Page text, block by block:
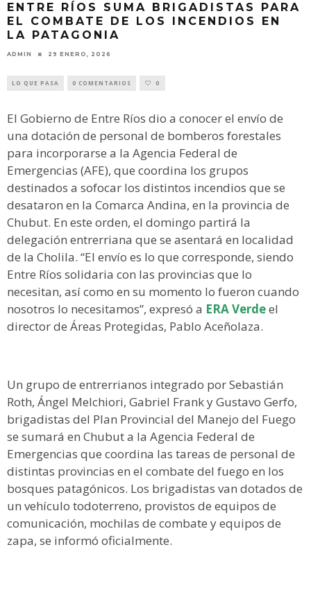
ENTRE RÍOS SUMA BRIGADISTAS PARA
EL COMBATE DE LOS INCENDIOS EN
LA PATAGONIA
ADMIN 29 ENERO, 2026
LO QUE PASA 0 COMENTARIOS 0
El Gobierno de Entre Ríos dio a conocer el envío de
una dotación de personal de bomberos forestales
para incorporarse a la Agencia Federal de
Emergencias (AFE), que coordina los grupos
destinados a sofocar los distintos incendios que se
desataron en la Comarca Andina, en la provincia de
Chubut. En este orden, el domingo partirá la
delegación entrerriana que se asentará en localidad
de la Cholila. “El envío es lo que corresponde, siendo
Entre Ríos solidaria con las provincias que lo
necesitan, así como en su momento lo fueron cuando
nosotros lo necesitamos”, expresó a ERA Verdeel
director de Áreas Protegidas, Pablo Aceñolaza.
Un grupo de entrerrianos integrado por Sebastián
Roth, Ángel Melchiori, Gabriel Frank y Gustavo Gerfo,
brigadistas del Plan Provincial del Manejo del Fuego
se sumará en Chubut a la Agencia Federal de
Emergencias que coordina las tareas de personal de
distintas provincias en el combate del fuego en los
bosques patagónicos. Los brigadistas van dotados de
un vehículo todoterreno, provistos de equipos de
comunicación, mochilas de combate y equipos de
zapa, se informó oficialmente.